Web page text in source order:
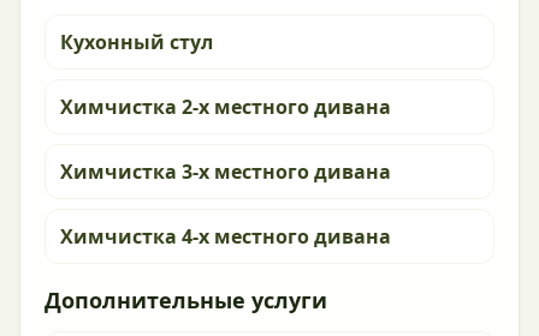
Кухонный стул
Химчистка 2-х местного дивана
Химчистка 3-х местного дивана
Химчистка 4-х местного дивана
Дополнительные услуги